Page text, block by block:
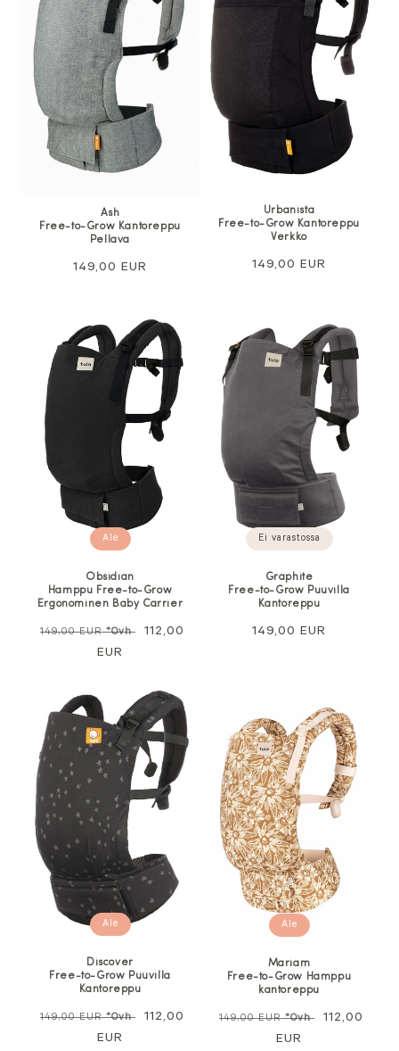
Ash
Free-to-Grow Kantoreppu
Pellava
Normaali
149,00 EUR
Urbanista
Free-to-Grow Kantoreppu
Verkko
Normaali
149,00 EUR
Ale
Obsidian
Hamppu Free-to-Grow
Ergonominen Baby Carrier
Normaali
149,00 EUR*Ovh Alennushinta
112,00
EUR
Ei varastossa
Graphite
Free-to-Grow Puuvilla
Kantoreppu
Normaali
149,00 EUR
Ale
Discover
Free-to-Grow Puuvilla
Kantoreppu
Normaali
149,00 EUR*Ovh Alennushinta
112,00
EUR
Ale
Mariam
Free-to-Grow Hamppu
kantoreppu
Normaali
149,00 EUR*Ovh
112,00
EUR